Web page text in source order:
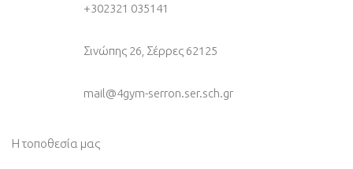
+302321 035141
Σινώπης 26, Σέρρες 62125
mail@4gym-serron.ser.sch.gr
Η τοποθεσία μας